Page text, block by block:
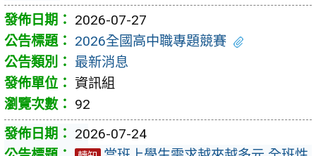
2026-07-27
2026全國高中職專題競賽
最新消息
資訊組
92
2026-07-24